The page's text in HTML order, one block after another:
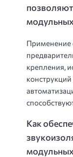
Применение
крепления,
Как